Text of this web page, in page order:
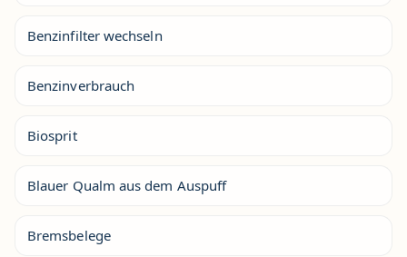
Benzinfilter wechseln
Benzinverbrauch
Biosprit
Blauer Qualm aus dem Auspuff
Bremsbelege